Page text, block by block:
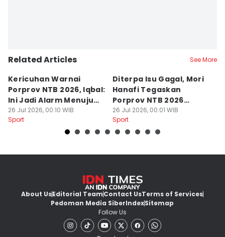
Related Articles See More
Kericuhan Warnai
Porprov NTB 2026, Iqbal:
Ini Jadi Alarm Menuju
PON 2028
26 Jul 2026, 00:10 WIB
Sport
Diterpa Isu Gagal, Mori
Hanafi Tegaskan
Porprov NTB 2026
Sukses Digelar
26 Jul 2026, 00:01 WIB
Sport
About UsEditorial TeamContact UsTerms of Services
Pedoman Media SiberIndexSitemap
Follow Us